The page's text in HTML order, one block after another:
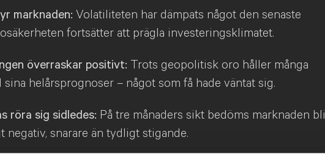
marknaden: Volatiliteten har dämpats något den senaste
fortsätter att prägla investeringsklimatet.
överraskar positivt: Trots geopolitisk oro håller många
sina helårsprognoser – något som få hade väntat sig.
röra sig sidledes: På tre månaders sikt bedöms marknaden bli
negativ, snarare än tydligt stigande.